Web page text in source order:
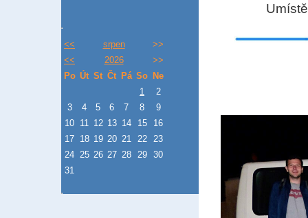
<< srpen
>>
<<
2026
>>
Po Út St Čt Pá So Ne
1
2
3
4 5 6 7 8
9
10 11 12 13 14 15
16
17 18 19 20 21 22
23
24 25 26 27 28 29
30
31
U